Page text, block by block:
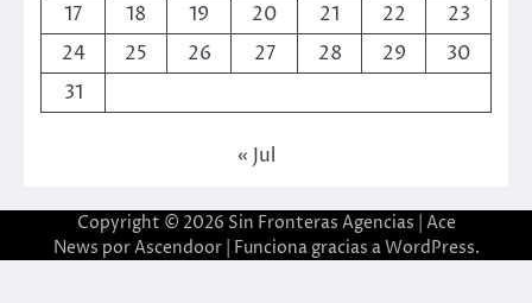
17
18 19 20 21 22
23
24
25 26 27 28 29
30
31
« Jul
Copyright © 2026 Sin Fronteras Agencias | Ace
News porAscendoor| Funciona gracias aWordPress.